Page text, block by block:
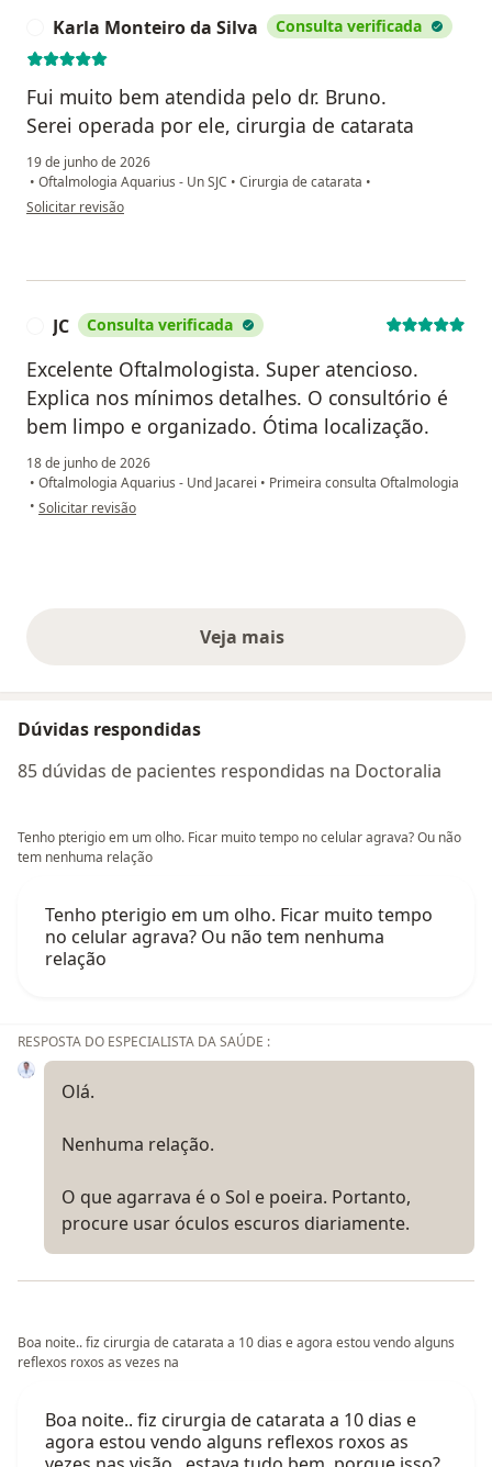
Karla Monteiro da Silva Consulta verificada
Fui muito bem atendida pelo dr. Bruno.
Serei operada por ele, cirurgia de catarata
19 de junho de 2026
• Oftalmologia Aquarius - Un SJC • Cirurgia de catarata •
na opinião do utilizador Karla Monteiro da Silva
Solicitar revisão
JC Consulta verificada
Excelente Oftalmologista. Super atencioso.
Explica nos mínimos detalhes. O consultório é
bem limpo e organizado. Ótima localização.
18 de junho de 2026
• Oftalmologia Aquarius - Und Jacarei • Primeira consulta Oftalmologia
• na opinião do utilizador JC
Solicitar revisão
Veja maisopiniões acima
Dúvidas respondidas
85 dúvidas de pacientes respondidas na Doctoralia
Tenho pterigio em um olho. Ficar muito tempo no celular agrava? Ou não
tem nenhuma relação
Tenho pterigio em um olho. Ficar muito tempo
no celular agrava? Ou não tem nenhuma
relação
RESPOSTA DO ESPECIALISTA DA SAÚDE :
Olá.
Nenhuma relação.
O que agarrava é o Sol e poeira. Portanto,
procure usar óculos escuros diariamente.
Boa noite.. fiz cirurgia de catarata a 10 dias e agora estou vendo alguns
reflexos roxos as vezes na
Boa noite.. fiz cirurgia de catarata a 10 dias e
agora estou vendo alguns reflexos roxos as